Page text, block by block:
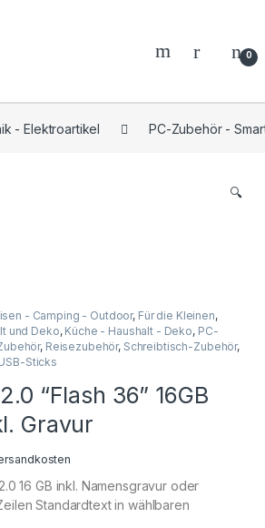
0
- Elektroartikel PC-Zubehör -
🔍
- Camping - Outdoor, Für die Kleinen,
und Deko, Küche - Haushalt - Deko, PC-
, Reisezubehör, Schreibtisch-Zubehör,
Sticks
“Flash 36” 16GB
Gravur
16 GB inkl. Namensgravur oder
Standardtext in wählbaren